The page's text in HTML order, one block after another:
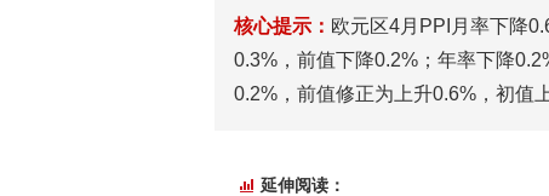
核心提示： 欧元区4月PPI月率下降
0.3%，前值下降0.2%；年率下降
0.2%，前值修正为上升0.6%，初值
延伸阅读：